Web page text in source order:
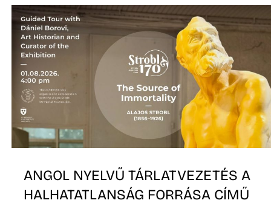
ANGOL NYELVŰ TÁRLATVEZETÉS A
HALHATATLANSÁG FORRÁSA CÍMŰ